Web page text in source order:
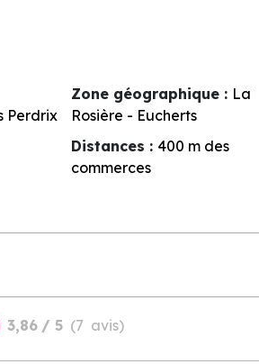
Perdrix
Zone géographique : La
Rosière - Eucherts
Distances : 400 m des
commerces
3,86 / 5 (7 avis)